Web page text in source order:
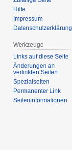
Hilfe
Impressum
Datenschutzerklärung
Werkzeuge
Links auf diese Seite
Änderungen an
verlinkten Seiten
Spezialseiten
Permanenter Link
Seiten­informationen